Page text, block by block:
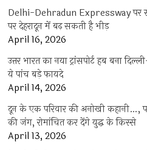
Delhi-Dehradun Expressway पर
पर देहरादून में बढ़ सकती है भीड़
April 16, 2026
उत्तर भारत का नया ट्रांसपोर्ट हब बना
ये पांच बड़े फायदे
April 14, 2026
दून के एक परिवार की अनोखी कहानी…,
की जंग, रोमांचित कर देंगे युद्ध के किस्से
April 13, 2026